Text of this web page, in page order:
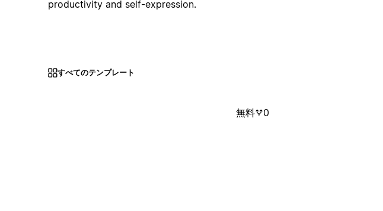
productivity and self-expression.
すべてのテンプレート
無料 0